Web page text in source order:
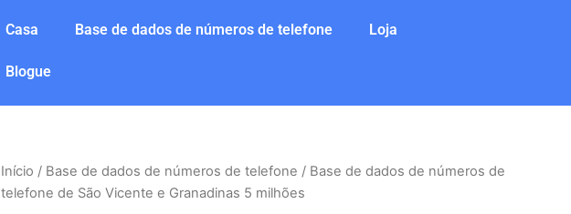
Casa Base de dados de números de telefone Loja
Blogue
Início / Base de dados de números de telefone / Base de dados de números de
telefone de São Vicente e Granadinas 5 milhões
Quantidade
de